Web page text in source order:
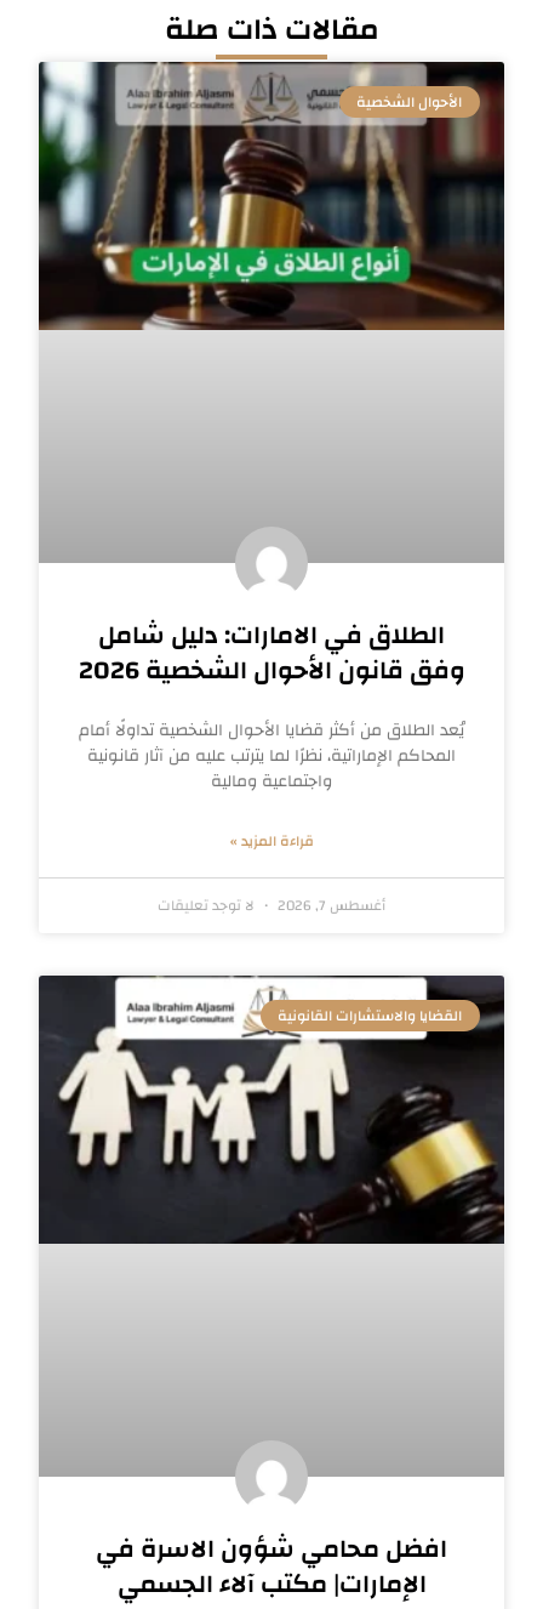
مقالات ذات صلة
الأحوال الشخصية
الطلاق في الامارات: دليل شامل
وفق قانون الأحوال الشخصية 2026
يُعد الطلاق من أكثر قضايا الأحوال الشخصية تداولًا أمام
المحاكم الإماراتية، نظرًا لما يترتب عليه من آثار قانونية
واجتماعية ومالية
قراءة المزيد »
أغسطس 7, 2026 لا توجد تعليقات
القضايا والاستشارات القانونية
افضل محامي شؤون الاسرة في
الإمارات| مكتب آلاء الجسمي